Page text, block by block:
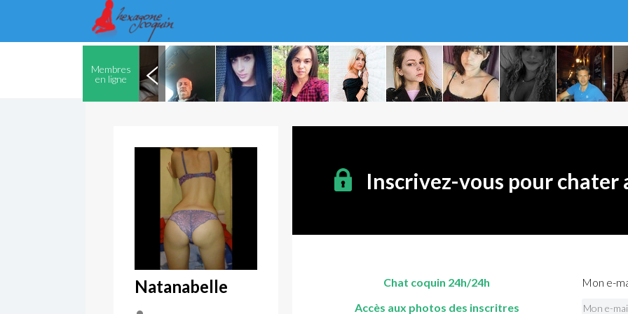
Membres
en ligne
Natanabelle
Inscrivez-vous pour chater
Chat coquin 24h/24h
Accès aux photos des inscritres
Mon e-